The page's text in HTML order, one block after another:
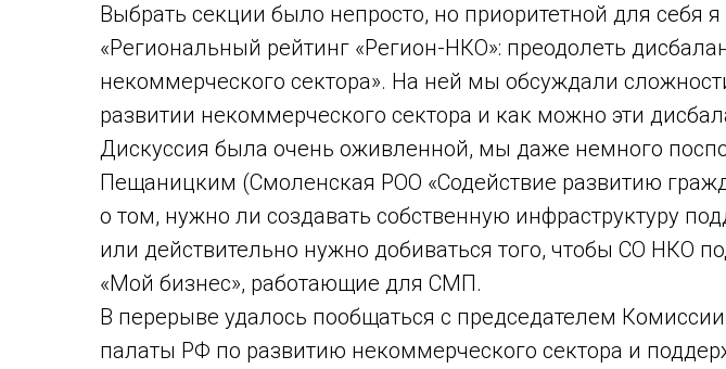
Выбрать секции было непросто, но приоритетной для себя
«Региональный рейтинг «Регион-НКО»: преодолеть
некоммерческого сектора». На ней мы обсуждали
развитии некоммерческого сектора и как можно эти
Дискуссия была очень оживленной, мы даже немного
Пещаницким (Смоленская РОО «Содействие развитию
о том, нужно ли создавать собственную инфраструктуру
или действительно нужно добиваться того, чтобы СО НКО
«Мой бизнес», работающие для СМП.
В перерыве удалось пообщаться с председателем
палаты РФ по развитию некоммерческого сектора и